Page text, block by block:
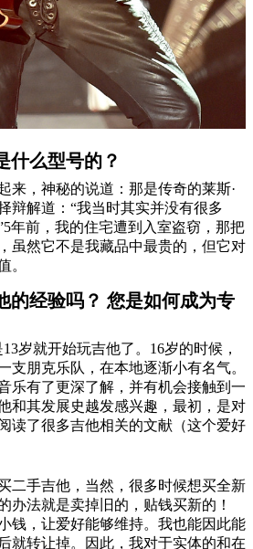
什么型号的？
来，神秘的说道：那是传奇的莱斯·
辩解道：“我当时其实并没有很多
年前，我的住宅遭到入室盗窃，那把
虽然它不是我藏品中最贵的，但它对
。
的经验吗？ 您是如何成为专
岁就开始玩吉他了。16岁的时候，
支朋克乐队，在本地逐渐小有名气。
乐有了更深了解，并有机会接触到一
和其发展史越发感兴趣，最初，是对
读了很多吉他相关的文献（这个爱好
二手吉他，当然，很多时候想买全新
办法就是卖掉旧的，贴钱买新的！
钱，让爱好能够维持。我也能因此能
就转让掉。因此，我对于实体的和在